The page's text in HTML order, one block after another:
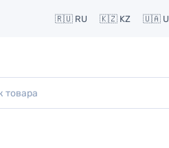
🇷🇺 RU 🇰🇿 KZ 🇺🇦